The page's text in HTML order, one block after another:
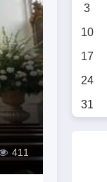
411
3
10
17
24
31